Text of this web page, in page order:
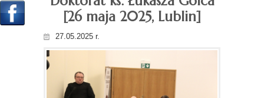
[26 maja 2025, Lublin]
27.05.2025 r.